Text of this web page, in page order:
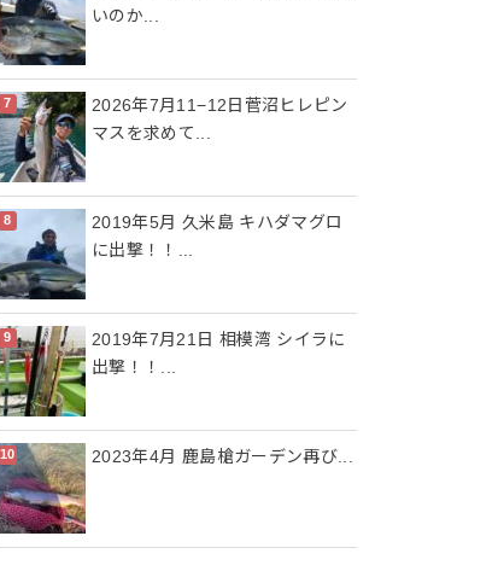
いのか...
2026年7月11−12日菅沼ヒレピン
マスを求めて...
2019年5月 久米島 キハダマグロ
に出撃！！...
2019年7月21日 相模湾 シイラに
出撃！！...
2023年4月 鹿島槍ガーデン再び...